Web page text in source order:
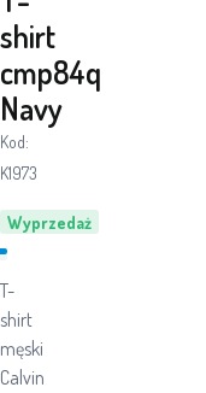
Wyprzedaż
shirt
cmp84q
Navy
Kod:
K1973
T-
shirt
męski
Calvin